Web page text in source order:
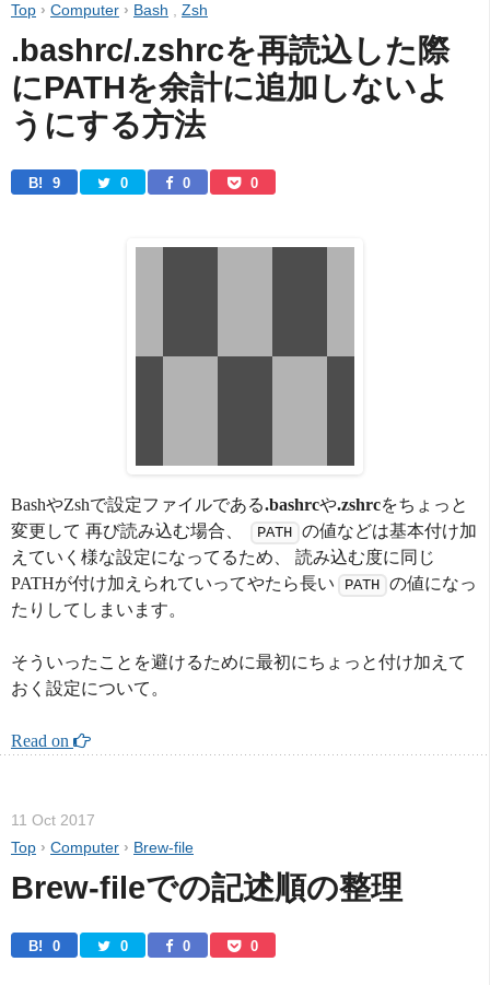
Top › Computer › Bash Zsh
.bashrc/.zshrcを再読込した際
にPATHを余計に追加しないよ
うにする方法
B! 9 0 0 0
BashやZshで設定ファイルである.bashrcや.zshrcをちょっと
変更して 再び読み込む場合、
PATH の値などは基本付け加
えていく様な設定になってるため、 読み込む度に同じ
PATHが付け加えられていってやたら長い
PATH の値になっ
たりしてしまいます。
そういったことを避けるために最初にちょっと付け加えて
おく設定について。
Read on
11 Oct 2017
Top › Computer › Brew-file
Brew-fileでの記述順の整理
B! 0 0 0 0